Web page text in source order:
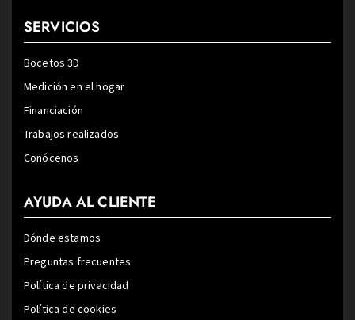
SERVICIOS
Bocetos 3D
Medición en el hogar
Financiación
Trabajos realizados
Conócenos
AYUDA AL CLIENTE
Dónde estamos
Preguntas frecuentes
Política de privacidad
Política de cookies